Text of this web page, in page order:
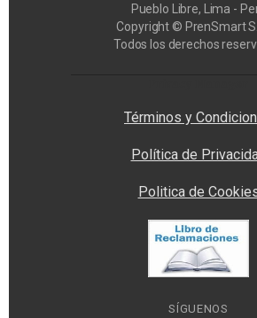
Pueblo Libre, Lima -
Copyright © PrenSmart
Todos los derechos
Términos y
Política de
Politica de
SÍGUENOS